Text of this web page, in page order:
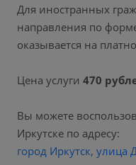
Для иностранных
направления по
оказывается на
Цена услуги 470
Вы можете
Иркутске по адресу:
город Иркутск, улица